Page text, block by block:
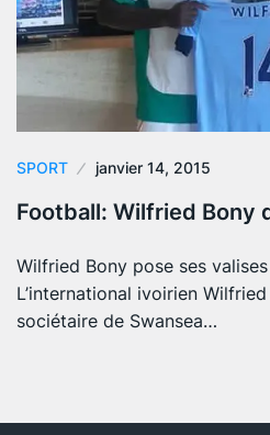
SPORT janvier 14, 2015
Football: Wilfried Bony
Wilfried Bony pose ses
L’international ivoirien
sociétaire de Swansea…